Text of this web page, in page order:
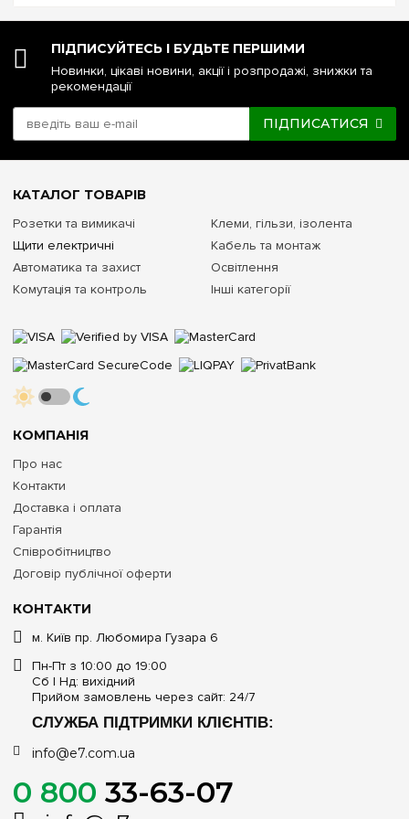
ПІДПИСУЙТЕСЬ І БУДЬТЕ ПЕРШИМИ
Новинки, цікаві новини, акції і розпродажі, знижки та
рекомендації
ПІДПИСАТИСЯ
КОНТАКТИ
м. Київ пр. Любомира Гузара 6
Пн-Пт з 10:00 до 19:00
Сб | Нд: вихідний
Прийом замовлень через сайт: 24/7
СЛУЖБА ПІДТРИМКИ КЛІЄНТІВ:
info@e7.com.ua
0 800 33-63-07
КОМПАНІЯ
Про нас
Контакти
Доставка і оплата
Гарантія
Співробітництво
Договір публічної оферти
КАТАЛОГ ТОВАРІВ
Розетки та вимикачі
Щити електричні
Автоматика та захист
Комутація та контроль
Клеми, гільзи, ізолента
Кабель та монтаж
Освітлення
Інші категорії